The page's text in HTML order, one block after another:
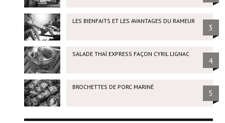
LES BIENFAITS ET LES AVANTAGES DU RAMEUR
3
SALADE THAÏ EXPRESS FAÇON CYRIL LIGNAC
4
BROCHETTES DE PORC MARINÉ
5